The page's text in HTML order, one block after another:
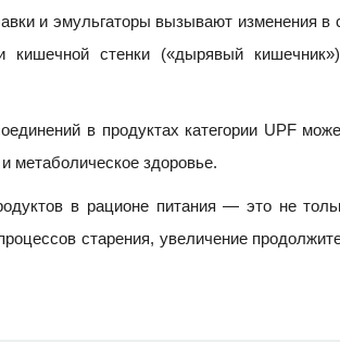
и эмульгаторы вызывают изменения в
кишечной стенки («дырявый
в продуктах категории UPF
метаболическое здоровье.
в рационе питания — это не
старения, увеличение